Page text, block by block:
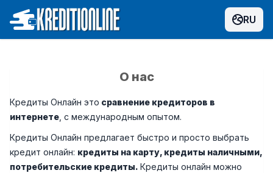
RU
О нас
Кредиты Онлайн это сравнение кредиторов в
интернете , с международным опытом.
Кредиты Онлайн предлагает быстро и просто выбрать
кредит онлайн: кредиты на карту, кредиты наличными,
потребительские кредиты. Кредиты онлайн можно